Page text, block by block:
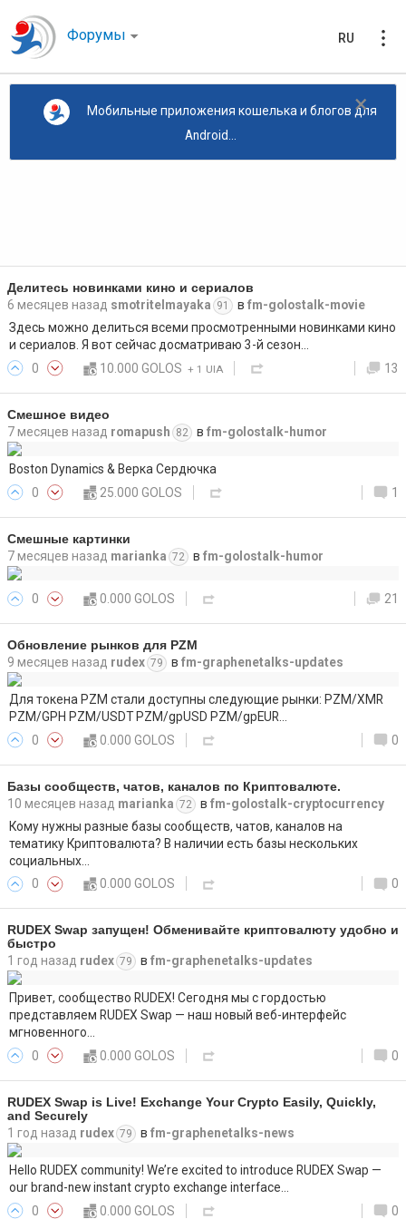
Форумы RU
×
Мобильные приложения кошелька и блогов для
Android...
Делитесь новинками кино и сериалов
6 месяцев назад smotritelmayaka 91 в fm-golostalk-movie
Здесь можно делиться всеми просмотренными новинками кино
и сериалов. Я вот сейчас досматриваю 3-й сезон…
0
10.000 GOLOS +1 UIA 13
Смешное видео
7 месяцев назад romapush 82 в fm-golostalk-humor
Boston Dynamics & Верка Сердючка
0
25.000 GOLOS 1
Смешные картинки
7 месяцев назад marianka 72 в fm-golostalk-humor
0 0.000 GOLOS 21
Обновление рынков для PZM
9 месяцев назад rudex 79 в fm-graphenetalks-updates
Для токена PZM стали доступны следующие рынки: PZM/XMR
PZM/GPH PZM/USDT PZM/gpUSD PZM/gpEUR…
0
0.000 GOLOS 0
Базы сообществ, чатов, каналов по Криптовалюте.
10 месяцев назад marianka 72 в fm-golostalk-cryptocurrency
Кому нужны разные базы сообществ, чатов, каналов на
тематику Криптовалюта? В наличии есть базы нескольких
социальных…
0
0.000 GOLOS 0
RUDEX Swap запущен! Обменивайте криптовалюту удобно и
быстро
1 год назад rudex 79 в fm-graphenetalks-updates
Привет, сообщество RUDEX! Сегодня мы с гордостью
представляем RUDEX Swap — наш новый веб-интерфейс
мгновенного…
0
0.000 GOLOS 0
RUDEX Swap is Live! Exchange Your Crypto Easily, Quickly,
and Securely
1 год назад rudex 79 в fm-graphenetalks-news
Hello RUDEX community! We’re excited to introduce RUDEX Swap —
our brand-new instant crypto exchange interface…
0
0.000 GOLOS 0